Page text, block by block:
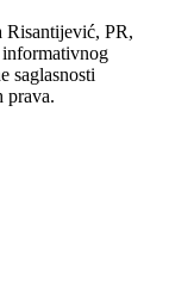
Risantijević, PR,
informativnog
saglasnosti
prava.